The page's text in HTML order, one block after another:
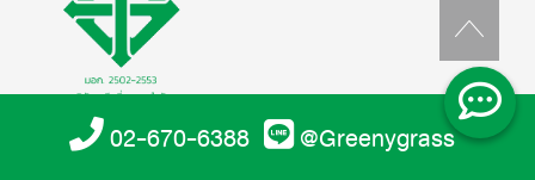
02-670-6388 @Greenygrass